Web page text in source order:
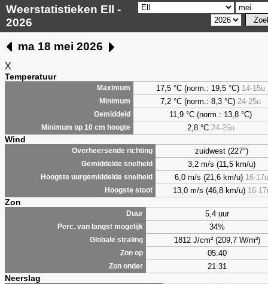
Weerstatistieken Ell -
2026
ma 18 mei 2026
X
Temperatuur
Maximum 17,5 °C (norm.: 19,5 °C) 14-15u
Minimum 7,2 °C (norm.: 8,3 °C) 24-25u
Gemiddeld 11,9 °C (norm.: 13,8 °C)
Minimum op 10 cm hoogte 2,8°C 24-25u
Wind
Overheersende richting zuidwest (227°)
Gemiddelde snelheid 3,2 m/s (11,5 km/u)
Hoogste uurgemiddelde snelheid 6,0 m/s (21,6 km/u) 16-17u
Hoogste stoot 13,0 m/s (46,8 km/u) 16-
Zon
Duur 5,4 uur
Perc. van langst mogelijk 34%
Globale straling 1812 J/cm² (209,7 W/m²)
Zon op 05:40
Zon onder 21:31
Neerslag